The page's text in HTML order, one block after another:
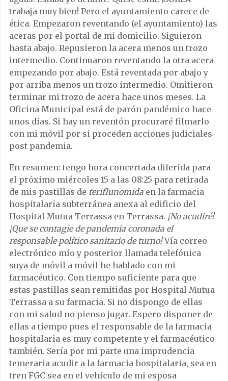
trabaja muy bien! Pero el ayuntamiento carece de
ética. Empezaron reventando (el ayuntamiento) las
aceras por el portal de mi domicilio. Siguieron
hasta abajo. Repusieron la acera menos un trozo
intermedio. Continuaron reventando la otra acera
empezando por abajo. Está reventada por abajo y
por arriba menos un trozo intermedio. Omitieron
terminar mi trozo de acera hace unos meses. La
Oficina Municipal está de parón pandémico hace
unos días. Si hay un reventón procuraré filmarlo
con mi móvil por si proceden acciones judiciales
post pandemia.
En resumen: tengo hora concertada diferida para
el próximo miércoles 15 a las 08:25 para retirada
de mis pastillas de teriflunomida en la farmacia
hospitalaria subterránea anexa al edificio del
Hospital Mutua Terrassa en Terrassa. ¡No acudiré!
¡Que se contagie de pandemia coronada el
responsable político sanitario de turno!Vía correo
electrónico mío y posterior llamada telefónica
suya de móvil a móvil he hablado con mi
farmacéutico. Con tiempo suficiente para que
estas pastillas sean remitidas por Hospital Mutua
Terrassa a su farmacia. Si no dispongo de ellas
con mi salud no pienso jugar. Espero disponer de
ellas a tiempo pues el responsable de la farmacia
hospitalaria es muy competente y el farmacéutico
también. Sería por mi parte una imprudencia
temeraria acudir a la farmacia hospitalaria, sea en
tren FGC sea en el vehículo de mi esposa